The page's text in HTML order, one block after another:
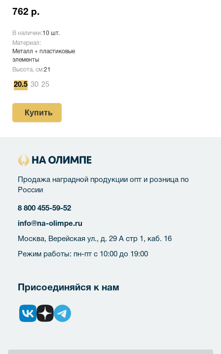
762 р.
В наличии:10 шт.
Материал:
Металл + пластиковые
элементы
Высота, см:21
20.5 30 25
Купить
Продажа наградной продукции опт и розница по
России
8 800 455-59-52
info@na-olimpe.ru
Москва, Верейская ул., д. 29 А стр 1, каб. 16
Режим работы: пн-пт с 10:00 до 19:00
Присоединяйся к нам